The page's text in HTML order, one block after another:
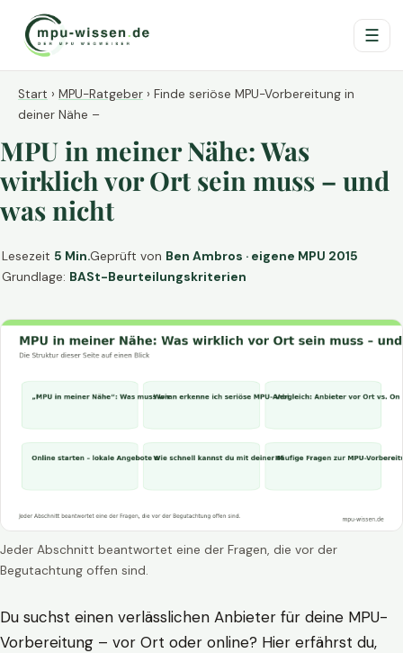
☰
Start › MPU-Ratgeber › Finde seriöse MPU-Vorbereitung in
deiner Nähe –
MPU in meiner Nähe: Was
wirklich vor Ort sein muss – und
was nicht
Lesezeit 5 Min.Geprüft von Ben Ambros · eigene MPU 2015
Grundlage: BASt-Beurteilungskriterien
Jeder Abschnitt beantwortet eine der Fragen, die vor der
Begutachtung offen sind.
Du suchst einen verlässlichen Anbieter für deine MPU-
Vorbereitung – vor Ort oder online? Hier erfährst du,